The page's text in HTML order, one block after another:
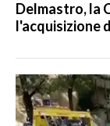
Delmastro, la
l'acquisizione